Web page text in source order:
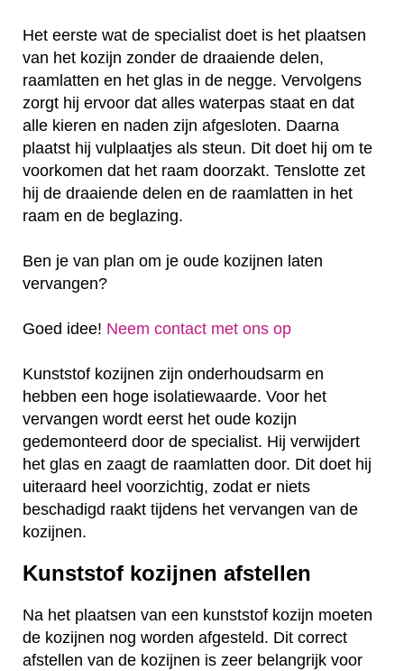
Het eerste wat de specialist doet is het plaatsen
van het kozijn zonder de draaiende delen,
raamlatten en het glas in de negge. Vervolgens
zorgt hij ervoor dat alles waterpas staat en dat
alle kieren en naden zijn afgesloten. Daarna
plaatst hij vulplaatjes als steun. Dit doet hij om te
voorkomen dat het raam doorzakt. Tenslotte zet
hij de draaiende delen en de raamlatten in het
raam en de beglazing.
Ben je van plan om je oude kozijnen laten
vervangen?
Goed idee! Neem contact met ons op
Kunststof kozijnen zijn onderhoudsarm en
hebben een hoge isolatiewaarde. Voor het
vervangen wordt eerst het oude kozijn
gedemonteerd door de specialist. Hij verwijdert
het glas en zaagt de raamlatten door. Dit doet hij
uiteraard heel voorzichtig, zodat er niets
beschadigd raakt tijdens het vervangen van de
kozijnen.
Kunststof kozijnen afstellen
Na het plaatsen van een kunststof kozijn moeten
de kozijnen nog worden afgesteld. Dit correct
afstellen van de kozijnen is zeer belangrijk voor